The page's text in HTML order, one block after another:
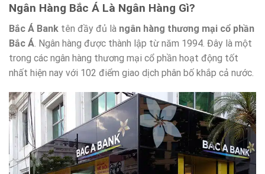
Ngân Hàng Bắc Á Là Ngân Hàng Gì?
Bắc Á Bank tên đầy đủ là ngân hàng thương mại cổ phần
Bắc Á . Ngân hàng được thành lập từ năm 1994. Đây là một
trong các ngân hàng thương mại cổ phần hoạt động tốt
nhất hiện nay với 102 điểm giao dịch phân bố khắp cả nước.